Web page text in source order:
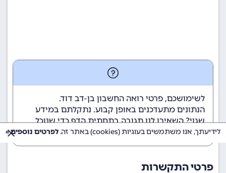
לשימושכם, פרטי רואה החשבון בן-דב דוד.
הנתונים מתעדכנים באופן קבוע. נתקלתם במידע
שגוי? השאירו לנו תגובה בתחתית הדף כדי שנוכל
לטפל בבעיה בהקדם.
פרטי התקשרות
לידיעתך, אנו משתמשים בעוגיות (cookies) באתר זה. לפרטים נוספים »